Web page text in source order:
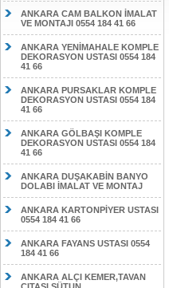
ANKARA CAM BALKON İMALAT
VE MONTAJI 0554 184 41 66
ANKARA YENİMAHALE KOMPLE
DEKORASYON USTASI 0554 184
41 66
ANKARA PURSAKLAR KOMPLE
DEKORASYON USTASI 0554 184
41 66
ANKARA GÖLBAŞI KOMPLE
DEKORASYON USTASI 0554 184
41 66
ANKARA DUŞAKABİN BANYO
DOLABI İMALAT VE MONTAJ
ANKARA KARTONPİYER USTASI
0554 184 41 66
ANKARA FAYANS USTASI 0554
184 41 66
ANKARA ALÇI KEMER,TAVAN